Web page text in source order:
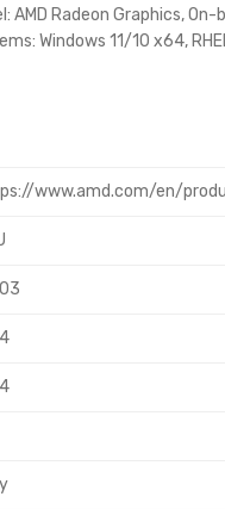
Radeon Graphics,
Windows 11/10 x64,
www.amd.com/en/